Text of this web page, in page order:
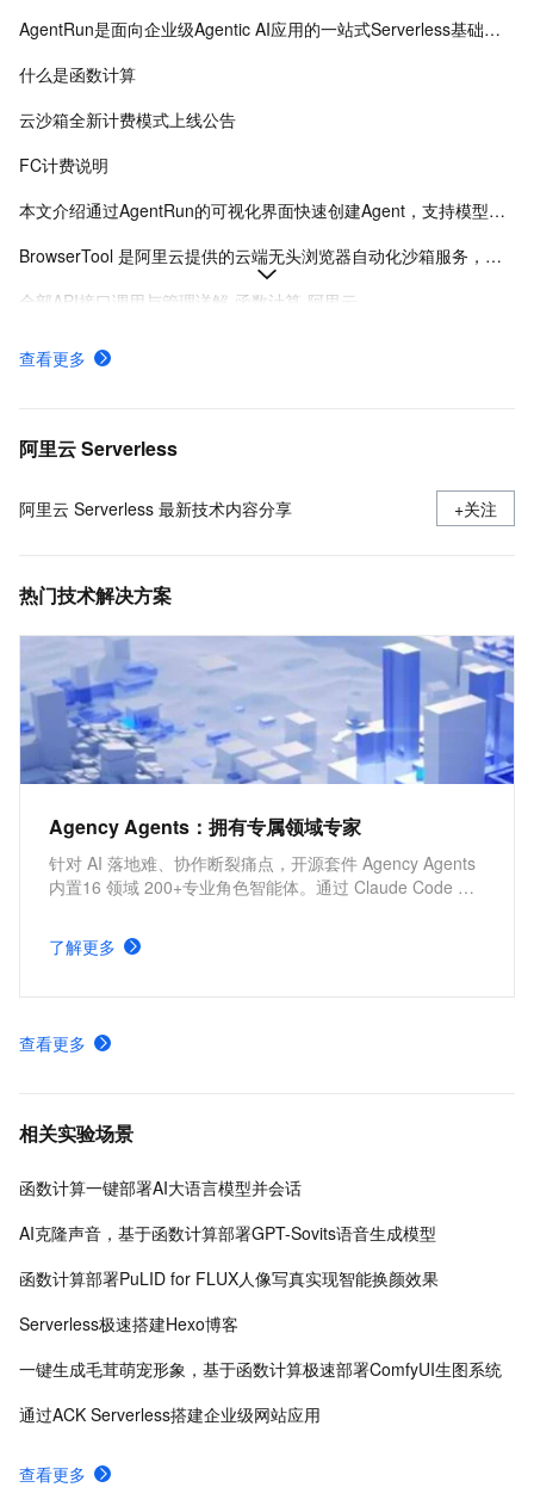
AgentRun是面向企业级Agentic AI应用的一站式Serverless基础设施平台，提供从开发到运维的全生命周期管理，支持多模式开发、模型治理、沙箱隔离及全链路可观测性。
什么是函数计算
云沙箱全新计费模式上线公告
FC计费说明
本文介绍通过AgentRun的可视化界面快速创建Agent，支持模型选择、提示词优化、工具配置及灰度发布，适合业务原型验证和快速试验。
BrowserTool 是阿里云提供的云端无头浏览器自动化沙箱服务，支持通过 WebSocket 使用 CDP 协议远程控制，兼容 Puppeteer 和 Playwright，适用于 AI 集成、自动化测试和数据采集等场景。
全部API接口调用与管理详解-函数计算-阿里云
查看更多
阿里云 Serverless
阿里云 Serverless 最新技术内容分享 +关注
热门技术解决方案
Agency Agents：拥有专属领域专家
针对 AI 落地难、协作断裂痛点，开源套件 Agency Agents
内置16 领域 200+专业角色智能体。通过 Claude Code 一
成全链路交付，让 AI 从聊天工具升级为可用即战力的组织
级生产力。
了解更多
查看更多
相关实验场景
函数计算一键部署AI大语言模型并会话
AI克隆声音，基于函数计算部署GPT-Sovits语音生成模型
函数计算部署PuLID for FLUX人像写真实现智能换颜效果
Serverless极速搭建Hexo博客
一键生成毛茸萌宠形象，基于函数计算极速部署ComfyUI生图系统
通过ACK Serverless搭建企业级网站应用
查看更多